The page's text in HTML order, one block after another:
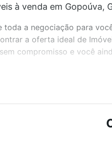
à venda em Gopoúva,
toda a negociação para
a oferta ideal de
compromisso e você
para combinar
Guarulhos, SP ideal
à venda em Gopoúva,